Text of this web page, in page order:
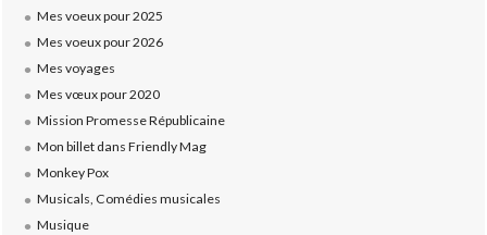
Mes voeux pour 2025
Mes voeux pour 2026
Mes voyages
Mes vœux pour 2020
Mission Promesse Républicaine
Mon billet dans Friendly Mag
Monkey Pox
Musicals, Comédies musicales
Musique